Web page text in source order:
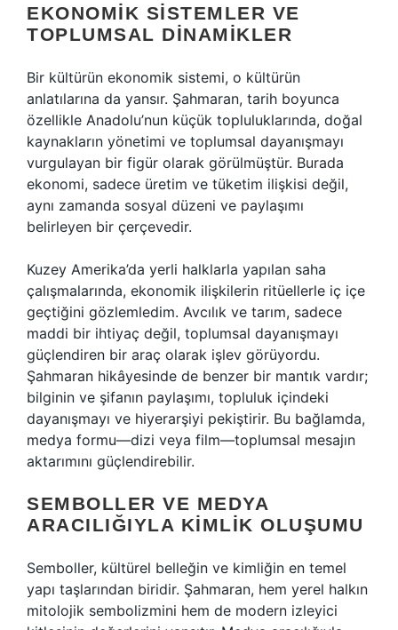
EKONOMIK SISTEMLER VE
TOPLUMSAL DINAMIKLER
Bir kültürün ekonomik sistemi, o kültürün
anlatılarına da yansır. Şahmaran, tarih boyunca
özellikle Anadolu’nun küçük topluluklarında, doğal
kaynakların yönetimi ve toplumsal dayanışmayı
vurgulayan bir figür olarak görülmüştür. Burada
ekonomi, sadece üretim ve tüketim ilişkisi değil,
aynı zamanda sosyal düzeni ve paylaşımı
belirleyen bir çerçevedir.
Kuzey Amerika’da yerli halklarla yapılan saha
çalışmalarında, ekonomik ilişkilerin ritüellerle iç içe
geçtiğini gözlemledim. Avcılık ve tarım, sadece
maddi bir ihtiyaç değil, toplumsal dayanışmayı
güçlendiren bir araç olarak işlev görüyordu.
Şahmaran hikâyesinde de benzer bir mantık vardır;
bilginin ve şifanın paylaşımı, topluluk içindeki
dayanışmayı ve hiyerarşiyi pekiştirir. Bu bağlamda,
medya formu—dizi veya film—toplumsal mesajın
aktarımını güçlendirebilir.
SEMBOLLER VE MEDYA
ARACILIĞIYLA KIMLIK OLUŞUMU
Semboller, kültürel belleğin ve kimliğin en temel
yapı taşlarından biridir. Şahmaran, hem yerel halkın
mitolojik sembolizmini hem de modern izleyici